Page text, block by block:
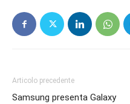
Articolo precedente
Samsung presenta Galaxy